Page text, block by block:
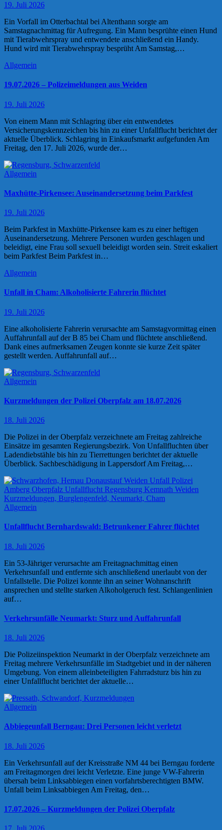
19. Juli 2026
Ein Vorfall im Otterbachtal bei Altenthann sorgte am
Samstagnachmittag für Aufregung. Ein Mann besprühte einen Hund
mit Tierabwehrspray und entwendete anschließend ein Handy.
Hund wird mit Tierabwehrspray besprüht Am Samstag,…
Allgemein
19.07.2026 – Polizeimeldungen aus Weiden
19. Juli 2026
Von einem Mann mit Schlagring über ein entwendetes
Versicherungskennzeichen bis hin zu einer Unfallflucht berichtet der
aktuelle Überblick. Schlagring in Einkaufsmarkt aufgefunden Am
Freitag, den 17. Juli 2026, wurde der…
Allgemein
Maxhütte-Pirkensee: Auseinandersetzung beim Parkfest
19. Juli 2026
Beim Parkfest in Maxhütte-Pirkensee kam es zu einer heftigen
Auseinandersetzung. Mehrere Personen wurden geschlagen und
beleidigt, eine Frau soll sexuell beleidigt worden sein. Streit eskaliert
beim Parkfest Beim Parkfest in…
Allgemein
Unfall in Cham: Alkoholisierte Fahrerin flüchtet
19. Juli 2026
Eine alkoholisierte Fahrerin verursachte am Samstagvormittag einen
Auffahrunfall auf der B 85 bei Cham und flüchtete anschließend.
Dank eines aufmerksamen Zeugen konnte sie kurze Zeit später
gestellt werden. Auffahrunfall auf…
Allgemein
Kurzmeldungen der Polizei Oberpfalz am 18.07.2026
18. Juli 2026
Die Polizei in der Oberpfalz verzeichnete am Freitag zahlreiche
Einsätze im gesamten Regierungsbezirk. Von Unfallfluchten über
Ladendiebstähle bis hin zu Tierrettungen berichtet der aktuelle
Überblick. Sachbeschädigung in Lappersdorf Am Freitag,…
Allgemein
Unfallflucht Bernhardswald: Betrunkener Fahrer flüchtet
18. Juli 2026
Ein 53-Jähriger verursachte am Freitagnachmittag einen
Verkehrsunfall und entfernte sich anschließend unerlaubt von der
Unfallstelle. Die Polizei konnte ihn an seiner Wohnanschrift
ansprechen und stellte starken Alkoholgeruch fest. Schlangenlinien
auf…
Verkehrsunfälle Neumarkt: Sturz und Auffahrunfall
18. Juli 2026
Die Polizeiinspektion Neumarkt in der Oberpfalz verzeichnete am
Freitag mehrere Verkehrsunfälle im Stadtgebiet und in der näheren
Umgebung. Von einem alleinbeteiligten Fahrradsturz bis hin zu
einer Unfallflucht berichtet der aktuelle…
Allgemein
Abbiegeunfall Berngau: Drei Personen leicht verletzt
18. Juli 2026
Ein Verkehrsunfall auf der Kreisstraße NM 44 bei Berngau forderte
am Freitagmorgen drei leicht Verletzte. Eine junge VW-Fahrerin
übersah beim Linksabbiegen einen vorfahrtsberechtigten BMW.
Unfall beim Linksabbiegen Am Freitag, den…
17.07.2026 – Kurzmeldungen der Polizei Oberpfalz